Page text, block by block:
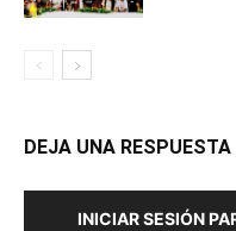
DEJA UNA RESPUESTA
INICIAR SESIÓN